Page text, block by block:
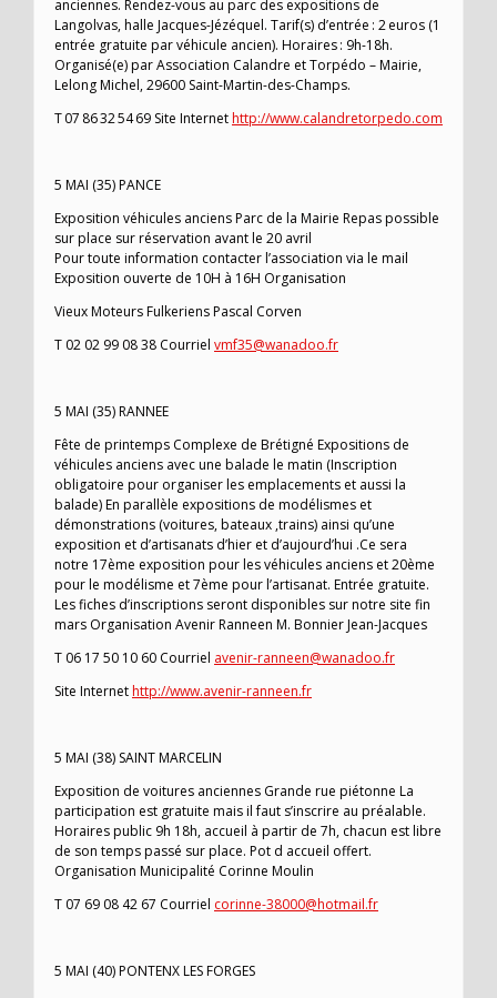
anciennes. Rendez-vous au parc des expositions de
Langolvas, halle Jacques-Jézéquel. Tarif(s) d’entrée : 2 euros (1
entrée gratuite par véhicule ancien). Horaires : 9h-18h.
Organisé(e) par Association Calandre et Torpédo – Mairie,
Lelong Michel, 29600 Saint-Martin-des-Champs.
T 07 86 32 54 69 Site Internethttp://www.calandretorpedo.com
5 MAI (35) PANCE
Exposition véhicules anciens Parc de la Mairie Repas possible
sur place sur réservation avant le 20 avril
Pour toute information contacter l’association via le mail
Exposition ouverte de 10H à 16H Organisation
Vieux Moteurs Fulkeriens Pascal Corven
T 02 02 99 08 38 Courriel vmf35@wanadoo.fr
5 MAI (35) RANNEE
Fête de printemps Complexe de Brétigné Expositions de
véhicules anciens avec une balade le matin (Inscription
obligatoire pour organiser les emplacements et aussi la
balade) En parallèle expositions de modélismes et
démonstrations (voitures, bateaux ,trains) ainsi qu’une
exposition et d’artisanats d’hier et d’aujourd’hui .Ce sera
notre 17ème exposition pour les véhicules anciens et 20ème
pour le modélisme et 7ème pour l’artisanat. Entrée gratuite.
Les fiches d’inscriptions seront disponibles sur notre site fin
mars Organisation Avenir Ranneen M. Bonnier Jean-Jacques
T 06 17 50 10 60 Courriel avenir-ranneen@wanadoo.fr
Site Internethttp://www.avenir-ranneen.fr
5 MAI (38) SAINT MARCELIN
Exposition de voitures anciennes Grande rue piétonne La
participation est gratuite mais il faut s’inscrire au préalable.
Horaires public 9h 18h, accueil à partir de 7h, chacun est libre
de son temps passé sur place. Pot d accueil offert.
Organisation Municipalité Corinne Moulin
T 07 69 08 42 67 Courriel corinne-38000@hotmail.fr
5 MAI (40) PONTENX LES FORGES